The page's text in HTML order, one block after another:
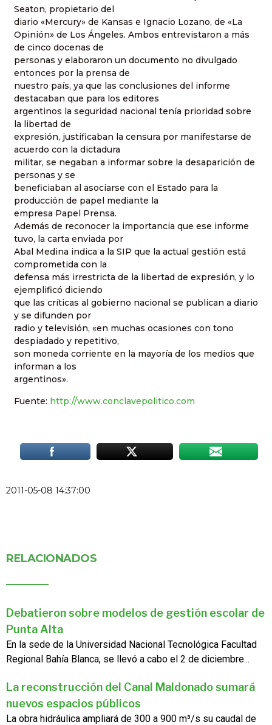
Seaton, propietario del
diario «Mercury» de Kansas e Ignacio Lozano, de «La
Opinión» de Los Ángeles. Ambos entrevistaron a más
de cinco docenas de
personas y elaboraron un documento no divulgado
entonces por la prensa de
nuestro país, ya que las conclusiones del informe
destacaban que para los editores
argentinos la seguridad nacional tenía prioridad sobre
la libertad de
expresión, justificaban la censura por manifestarse de
acuerdo con la dictadura
militar, se negaban a informar sobre la desaparición de
personas y se
beneficiaban al asociarse con el Estado para la
producción de papel mediante la
empresa Papel Prensa.
Además de reconocer la importancia que ese informe
tuvo, la carta enviada por
Abal Medina indica a la SIP que la actual gestión está
comprometida con la
defensa más irrestricta de la libertad de expresión, y lo
ejemplificó diciendo
que las críticas al gobierno nacional se publican a diario
y se difunden por
radio y televisión, «en muchas ocasiones con tono
despiadado y repetitivo,
son moneda corriente en la mayoría de los medios que
informan a los
argentinos».
Fuente: http://www.conclavepolitico.com
2011-05-08 14:37:00
RELACIONADOS
Debatieron sobre modelos de gestión escolar de
Punta Alta
En la sede de la Universidad Nacional Tecnológica Facultad
Regional Bahía Blanca, se llevó a cabo el 2 de diciembre...
La reconstrucción del Canal Maldonado sumará
nuevos espacios públicos
La obra hidráulica ampliará de 300 a 900 m³/s su caudal de